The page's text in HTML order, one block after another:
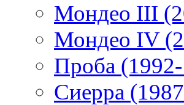
Мондео III
Мондео IV
Проба
Сиерра